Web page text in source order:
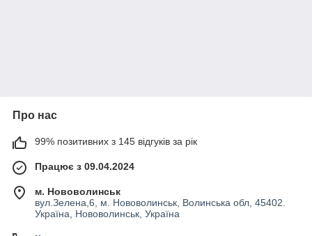
Про нас
99% позитивних з 145 відгуків за рік
Працює з 09.04.2024
м. Нововолинськ
вул.Зелена,6, м. Нововолинськ, Волинська обл, 45402.
Україна, Нововолинськ, Україна